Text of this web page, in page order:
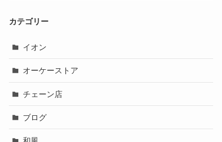
カテゴリー
イオン
オーケーストア
チェーン店
ブログ